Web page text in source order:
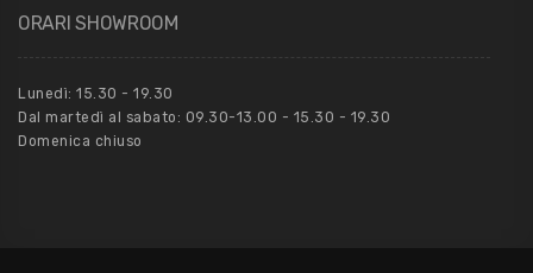
ORARI SHOWROOM
Lunedì: 15.30 - 19.30
Dal martedì al sabato: 09.30-13.00 - 15.30 - 19.30
Domenica chiuso